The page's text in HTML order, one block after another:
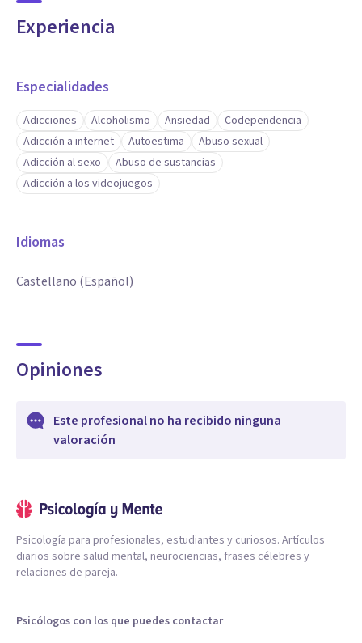
Experiencia
Especialidades
Adicciones Alcoholismo Ansiedad
Codependencia
Adicción a internet
Autoestima
Abuso sexual
Adicción al sexo
Abuso de sustancias
Adicción a los videojuegos
Idiomas
Castellano (Español)
Opiniones
Este profesional no ha recibido ninguna
valoración
Psicología para profesionales, estudiantes y curiosos. Artículos
diarios sobre salud mental, neurociencias, frases célebres y
relaciones de pareja.
Psicólogos con los que puedes contactar